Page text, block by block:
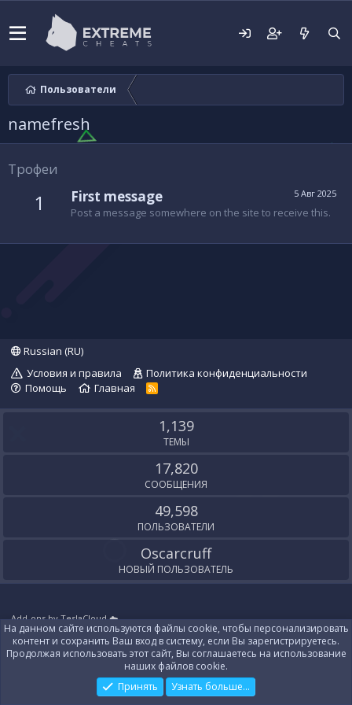
Пользователи
namefresh
Трофеи
1 5 Авг 2025
First message
Post a message somewhere on the site to receive this.
Russian (RU)
Условия и правила
Политика конфиденциальности
Помощь
Главная
R
S
1,139
ТЕМЫ
17,820
СООБЩЕНИЯ
49,598
ПОЛЬЗОВАТЕЛИ
Oscarcruff
НОВЫЙ ПОЛЬЗОВАТЕЛЬ
Add-ons by TeslaCloud ☁️
Локализация отXenForo.Info
Контакты
На данном сайте используются файлы cookie, чтобы персонализировать
контент и сохранить Ваш вход в систему, если Вы зарегистрируетесь.
Продолжая использовать этот сайт, Вы соглашаетесь на использование
наших файлов cookie.
Принять
Узнать больше...